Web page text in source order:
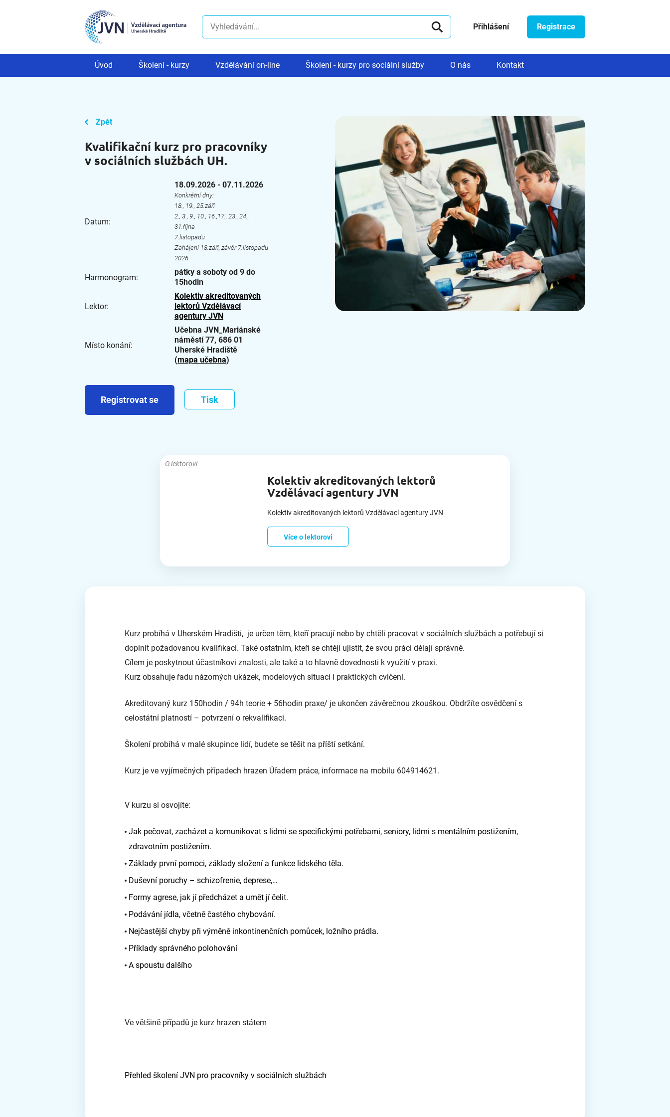
Přihlášení Registrace
Úvod Školení - kurzy Vzdělávání on-line Školení - kurzy pro sociální služby O nás Kontakt
Zpět
Kvalifikační kurz pro pracovníky
v sociálních službách UH.
Datum:
18.09.2026 - 07.11.2026
Konkrétní dny:
18., 19., 25.září
2., 3., 9., 10., 16.,17., 23., 24.,
31.října
7.listopadu
Zahájení 18.září, závěr 7.listopadu
2026
Harmonogram:
pátky a soboty od 9 do
15hodin
Lektor:
Kolektiv akreditovaných
lektorů Vzdělávací
agentury JVN
Místo konání:
Učebna JVN_Mariánské
náměstí 77, 686 01
Uherské Hradiště
(mapa učebna)
Registrovat se Tisk
O lektorovi
Kolektiv akreditovaných lektorů
Vzdělávací agentury JVN
Kolektiv akreditovaných lektorů Vzdělávací agentury JVN
Více o lektorovi
Kurz probíhá v Uherském Hradišti, je určen těm, kteří pracují nebo by chtěli pracovat v sociálních službách a potřebují si
doplnit požadovanou kvalifikaci. Také ostatním, kteří se chtějí ujistit, že svou práci dělají správně.
Cílem je poskytnout účastníkovi znalosti, ale také a to hlavně dovednosti k využití v praxi.
Kurz obsahuje řadu názorných ukázek, modelových situací i praktických cvičení.
Akreditovaný kurz 150hodin / 94h teorie + 56hodin praxe/ je ukončen závěrečnou zkouškou. Obdržíte osvědčení s
celostátní platností – potvrzení o rekvalifikaci.
Školení probíhá v malé skupince lidí, budete se těšit na příští setkání.
Kurz je ve vyjímečných případech hrazen Úřadem práce, informace na mobilu 604914621.
V kurzu si osvojíte:
Jak pečovat, zacházet a komunikovat s lidmi se specifickými potřebami, seniory, lidmi s mentálním postižením,
zdravotním postižením.
Základy první pomoci, základy složení a funkce lidského těla.
Duševní poruchy – schizofrenie, deprese,…
Formy agrese, jak jí předcházet a umět jí čelit.
Podávání jídla, včetně častého chybování.
Nejčastější chyby při výměně inkontinenčních pomůcek, ložního prádla.
Příklady správného polohování
A spoustu dalšího
Ve většině případů je kurz hrazen státem
Přehled školení JVN pro pracovníky v sociálních službách